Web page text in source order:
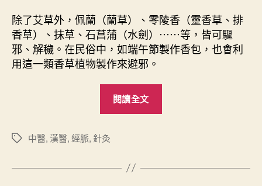
除了艾草外，佩蘭（蘭草）、零陵香（靈香草、排
香草）、抹草、石菖蒲（水劍）⋯⋯等，皆可驅
邪、解穢。在民俗中，如端午節製作香包，也會利
用這一類香草植物製作來避邪。
閱讀全文
標
中醫, 漢醫,經脈, 針灸